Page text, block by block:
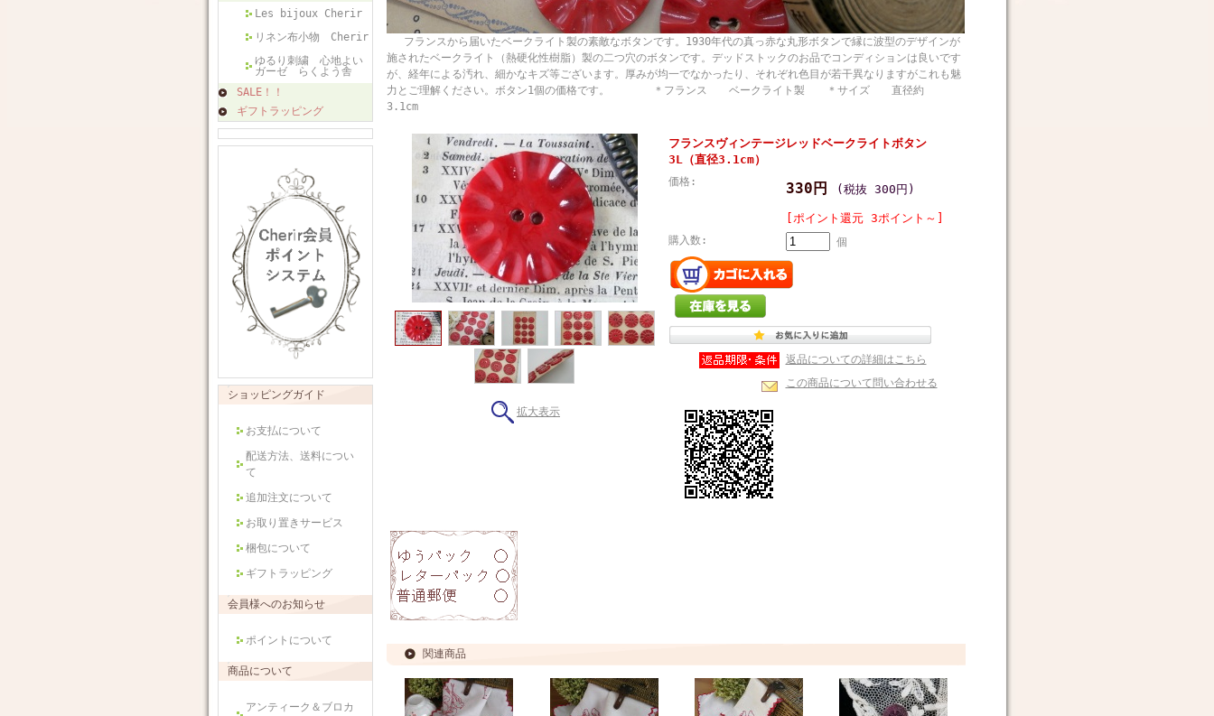
Les bijoux Cherir
リネン布小物 Cherir
ゆるり刺繍 心地よい
ガーゼ らくよう舎
SALE！！
ギフトラッピング
ショッピングガイド
お支払について
配送方法、送料につい
て
追加注文について
お取り置きサービス
梱包について
ギフトラッピング
会員様へのお知らせ
ポイントについて
商品について
アンティーク＆ブロカ
フランスから届いたベークライト製の素敵なボタンです。1930年代の真っ赤な丸形ボタンで縁に波型のデザインが
施されたベークライト（熱硬化性樹脂）製の二つ穴のボタンです。デッドストックのお品でコンディションは良いです
が、経年による汚れ、細かなキズ等ございます。厚みが均一でなかったり、それぞれ色目が若干異なりますがこれも魅
力とご理解ください。ボタン1個の価格です。 ＊フランス ベークライト製 ＊サイズ 直径約
3.1cm
拡大表示
フランスヴィンテージレッドベークライトボタン
3L（直径3.1cm）
価格: 330円 (税抜 300円)
[ポイント還元 3ポイント～]
購入数: 個
返品についての詳細はこちら
この商品について問い合わせる
関連商品